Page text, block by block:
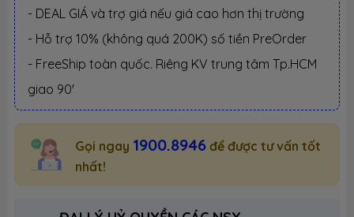
- DEAL GIÁ và trợ giá nếu giá cao hơn thị trường
- Hỗ trợ 10% (không quá 200K) số tiền PreOrder
- FreeShip toàn quốc. Riêng KV trung tâm Tp.HCM
giao 90'
Gọi ngay 1900.8946 để được tư vấn tốt
nhất!